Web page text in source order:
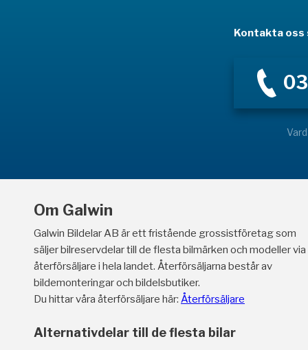
Kontakta oss
Om Galwin
Galwin Bildelar AB är ett fristående grossistföretag som
säljer bilreservdelar till de flesta bilmärken och modeller via
återförsäljare i hela landet. Återförsäljarna består av
bildemonteringar och bildelsbutiker.
Du hittar våra återförsäljare här: Återförsäljare
Alternativdelar till de flesta bilar